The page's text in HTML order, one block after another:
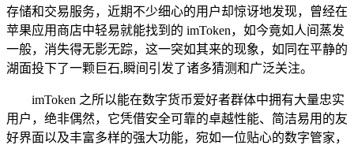
存储和交易服务，近期不少细心的用户却惊讶地发现，曾经在
苹果应用商店中轻易就能找到的 imToken，如今竟如人间蒸发
一般，消失得无影无踪，这一突如其来的现象，如同在平静的
湖面投下了一颗巨石,瞬间引发了诸多猜测和广泛关注。
imToken 之所以能在数字货币爱好者群体中拥有大量忠实
用户，绝非偶然，它凭借安全可靠的卓越性能、简洁易用的友
好界面以及丰富多样的强大功能，宛如一位贴心的数字管家，